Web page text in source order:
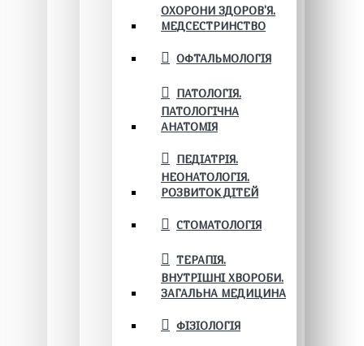
ОХОРОНИ ЗДОРОВ'Я.
МЕДСЕСТРИНСТВО
ОФТАЛЬМОЛОГІЯ
ПАТОЛОГІЯ.
ПАТОЛОГІЧНА
АНАТОМІЯ
ПЕДІАТРІЯ.
НЕОНАТОЛОГІЯ.
РОЗВИТОК ДІТЕЙ
СТОМАТОЛОГІЯ
ТЕРАПІЯ.
ВНУТРІШНІ ХВОРОБИ.
ЗАГАЛЬНА МЕДИЦИНА
ФІЗІОЛОГІЯ